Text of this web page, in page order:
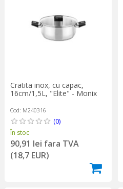
Cratita inox, cu capac,
16cm/1,5L, "Elite" - Monix
Cod: M240316
(0)
În stoc
90,91 lei fara TVA
(18,7 EUR)